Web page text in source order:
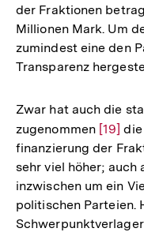
der Fraktionen
Millionen Mark. Um
zumindest eine den
Transparenz
Zwar hat auch die
zugenommen Zur
der
[19]
finanzierung der
sehr viel höher; auch
inzwischen um ein
politischen Parteien.